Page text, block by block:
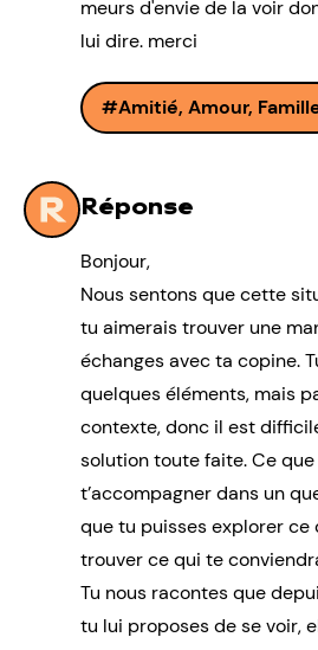
meurs d'envie de la voir
lui dire. merci
Amitié, Amour,
Réponse
Bonjour,
Nous sentons que cette
tu aimerais trouver une
échanges avec ta copine.
quelques éléments, mais
contexte, donc il est
solution toute faite. Ce que
t’accompagner dans un
que tu puisses explorer ce
trouver ce qui te
Tu nous racontes que
tu lui proposes de se voir,